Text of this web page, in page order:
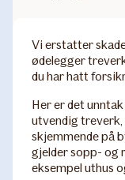
Vi erstatter
ødelegger
du har hatt
Her er det
utvendig treverk,
skjemmende på
gjelder sopp- og
eksempel uthus